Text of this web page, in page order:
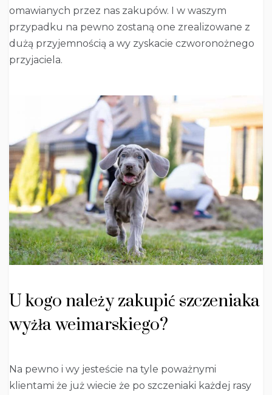
omawianych przez nas zakupów. I w waszym
przypadku na pewno zostaną one zrealizowane z
dużą przyjemnością a wy zyskacie czworonożnego
przyjaciela.
U kogo należy zakupić szczeniaka
wyżła weimarskiego?
Na pewno i wy jesteście na tyle poważnymi
klientami że już wiecie że po szczeniaki każdej rasy